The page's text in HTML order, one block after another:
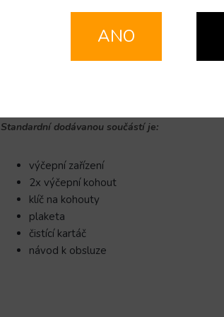
Standardní dodávanou součástí je:
výčepní zařízení
2x výčepní kohout
klíč na kohouty
plaketa
čistící kartáč
návod k obsluze
ANO